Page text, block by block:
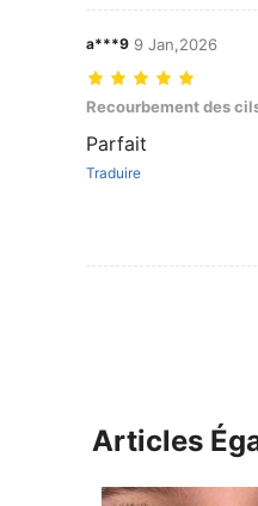
a***9 9 Jan,2026
Recourbement des cils:
Recourbement des
Parfait
Traduire
Articles